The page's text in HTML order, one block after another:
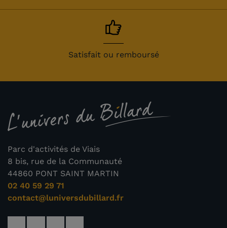
Satisfait ou remboursé
Parc d'activités de Viais
8 bis, rue de la Communauté
44860 PONT SAINT MARTIN
02 40 59 29 71
contact@luniversdubillard.fr